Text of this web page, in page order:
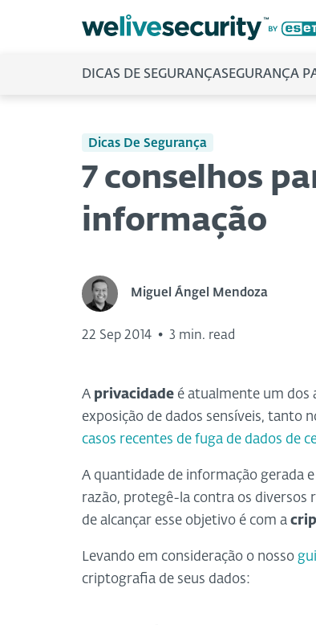
DICAS DE SEGURANÇASEGURANÇA
Dicas De Segurança
7 conselhos
informação
Miguel Ángel Mendoza
22 Sep 2014 • 3 min. read
A privacidade é atualmente um dos
exposição de dados sensíveis, tanto
casos recentes de fuga de dados de
A quantidade de informação gerada
razão, protegê-la contra os diversos
de alcançar esse objetivo é com a
Levando em consideração o nosso
criptografia de seus dados: